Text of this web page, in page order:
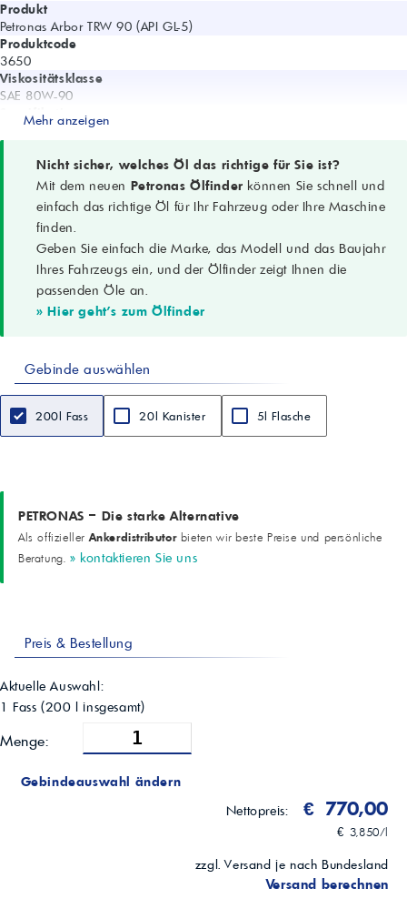
Produkt
Petronas Arbor TRW 90 (API GL-5)
Produktcode
3650
Viskositätsklasse
SAE 80W-90
Spezifikationen
SDFG OP1705; ZF TE-ML 05A, 12E, 16B, 17B, 19B, 21A; MIL-L-2105 D
Anwendung
Hypoidgetriebe, Achsen, Achsantriebe, Differentiale von Traktoren,
Land- und Erdbaumaschinen
Spezifisches Gewicht (15°C)
0,895 (ASTM D1298)
Kinematische Viskosität (100°C)
14,5 cSt (ASTM D445)
Flammpunkt (COC)
210 °C (ASTM D92)
Schaum (24°C)
Traces/0 (ASTM D892)
Aussehen
Hinweis
Alle technischen Daten sind Richtwerte; Stand 12/2018
Mehr anzeigen
Nicht sicher, welches Öl das richtige für Sie ist?
Mit dem neuen Petronas Ölfinder können Sie schnell und
einfach das richtige Öl für Ihr Fahrzeug oder Ihre Maschine
finden.
Geben Sie einfach die Marke, das Modell und das Baujahr
Ihres Fahrzeugs ein, und der Ölfinder zeigt Ihnen die
passenden Öle an.
» Hier geht's zum Ölfinder
Gebinde auswählen
200l Fass 20l Kanister 5l Flasche
PETRONAS – Die starke Alternative
Als offiziellerAnkerdistributorbieten wir beste Preise und persönliche
Beratung. » kontaktieren Sie uns
Preis & Bestellung
Aktuelle Auswahl:
1 Fass (200 l insgesamt)
Menge:
Gebindeauswahl ändern
Nettopreis:
€ 770,00
€ 3,850/l
zzgl. Versand je nach Bundesland
Versand berechnen